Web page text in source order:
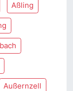
Aßling
Außernzell